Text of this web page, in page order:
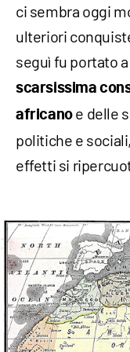
ci sembra oggi
ulteriori
seguì fu portato
scarsissima
africanoe delle
politiche e
effetti si